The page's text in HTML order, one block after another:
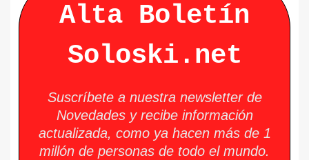
Alta Boletín
Soloski.net
Suscríbete a nuestra newsletter de
Novedades y recibe información
actualizada, como ya hacen más de 1
millón de personas de todo el mundo.